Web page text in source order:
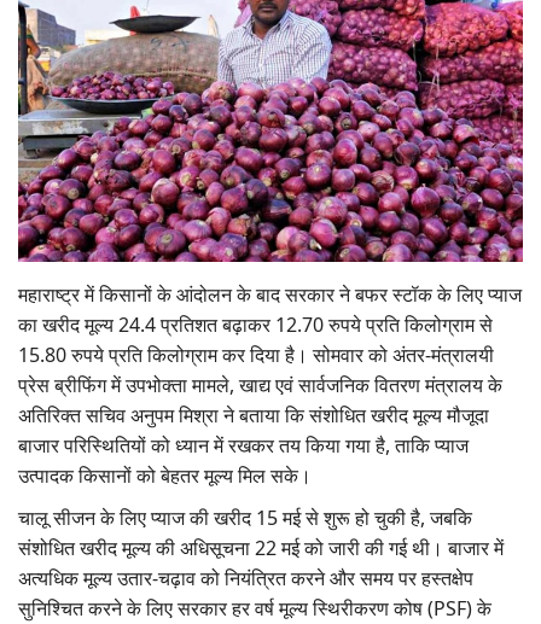
International
Rural Dialogue
Ground Report
Rural Connect
National
Latest News
Agriculture Conclave and NACOF
Awards 2022
Agri Start-Ups
Language
महाराष्ट्र में किसानों के आंदोलन के बाद सरकार ने बफर स्टॉक के लिए प्याज
का खरीद मूल्य 24.4 प्रतिशत बढ़ाकर 12.70 रुपये प्रति किलोग्राम से
15.80 रुपये प्रति किलोग्राम कर दिया है। सोमवार को अंतर-मंत्रालयी
प्रेस ब्रीफिंग में उपभोक्ता मामले, खाद्य एवं सार्वजनिक वितरण मंत्रालय के
अतिरिक्त सचिव अनुपम मिश्रा ने बताया कि संशोधित खरीद मूल्य मौजूदा
बाजार परिस्थितियों को ध्यान में रखकर तय किया गया है, ताकि प्याज
उत्पादक किसानों को बेहतर मूल्य मिल सके।
चालू सीजन के लिए प्याज की खरीद 15 मई से शुरू हो चुकी है, जबकि
संशोधित खरीद मूल्य की अधिसूचना 22 मई को जारी की गई थी। बाजार में
अत्यधिक मूल्य उतार-चढ़ाव को नियंत्रित करने और समय पर हस्तक्षेप
सुनिश्चित करने के लिए सरकार हर वर्ष मूल्य स्थिरीकरण कोष (PSF) के